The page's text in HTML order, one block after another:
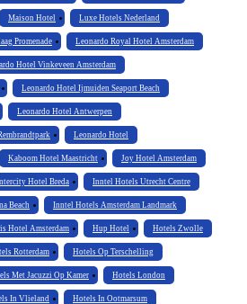
Maison Hotel Luxe Hotels Nederland
Promenade Leonardo Royal Hotel Amsterdam
Hotel Vinkeveen Amsterdam
Leonardo Hotel Ijmuiden Seaport Beach
Leonardo Hotel Antwerpen
Leonardo Hotel
Kaboom Hotel Maastricht Joy Hotel Amsterdam
Hotel Breda Inntel Hotels Utrecht Centre
Beach Inntel Hotels Amsterdam Landmark
Hotel Amsterdam Hup Hotel Hotels Zwolle
Rotterdam Hotels Op Terschelling
Met Jacuzzi Op Kamer Hotels London
In Vlieland Hotels In Ootmarsum